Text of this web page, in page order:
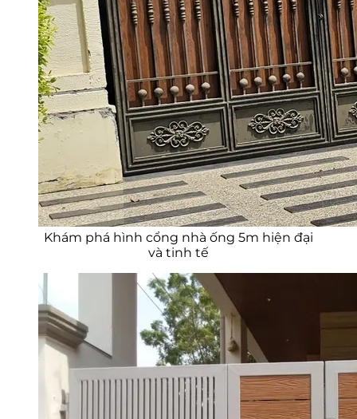
Khám phá hình cổng nhà ống 5m hiện đại
và tinh tế